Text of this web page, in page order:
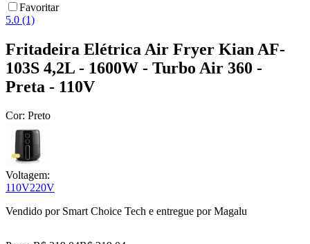
Favoritar
5.0 (1)
Fritadeira Elétrica Air Fryer Kian AF-
103S 4,2L - 1600W - Turbo Air 360 -
Preta - 110V
Cor: Preto
Voltagem:
110V220V
Vendido por Smart Choice Tech e entregue por Magalu